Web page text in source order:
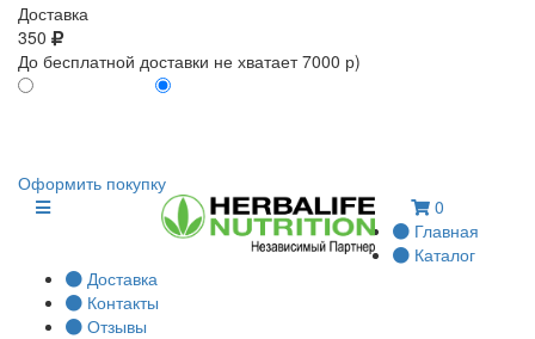
Доставка
350
До бесплатной доставки не хватает 7000 р)
Оформить покупку
0
Главная
Каталог
Доставка
Контакты
Отзывы